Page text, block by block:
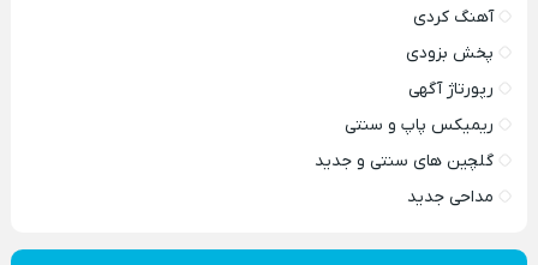
آهنگ کردی
پخش بزودی
رپورتاژ آگهی
ریمیکس پاپ و سنتی
گلچین های سنتی و جدید
مداحی جدید